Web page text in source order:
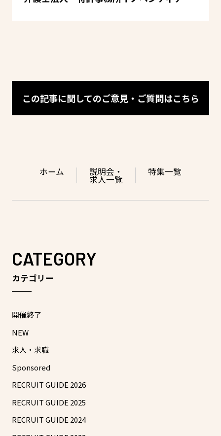
この記事に関してのご意見・ご質問はこちら
ホーム 説明会・
求人一覧
特集一覧
CATEGORY
カテゴリー
開催終了
NEW
求人・求職
Sponsored
RECRUIT GUIDE 2026
RECRUIT GUIDE 2025
RECRUIT GUIDE 2024